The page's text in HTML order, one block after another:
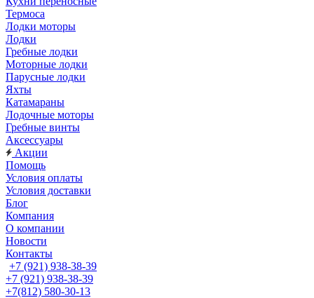
Термоса
Лодки моторы
Лодки
Гребные лодки
Моторные лодки
Парусные лодки
Яхты
Катамараны
Лодочные моторы
Гребные винты
Аксессуары
Акции
Помощь
Условия оплаты
Условия доставки
Блог
Компания
О компании
Новости
Контакты
+7 (921) 938-38-39
+7 (921) 938-38-39
+7(812) 580-30-13